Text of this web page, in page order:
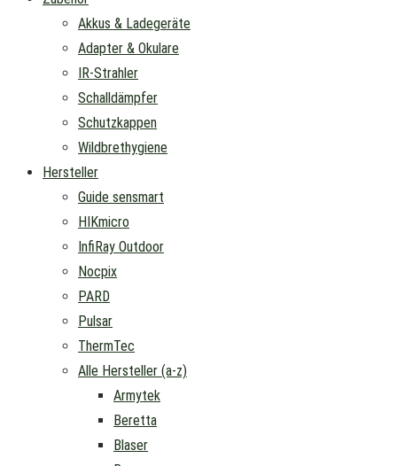
Akkus & Ladegeräte
Adapter & Okulare
IR-Strahler
Schalldämpfer
Schutzkappen
Wildbrethygiene
Hersteller
Guide sensmart
HIKmicro
InfiRay Outdoor
Nocpix
PARD
Pulsar
ThermTec
Alle Hersteller (a-z)
Armytek
Beretta
Blaser